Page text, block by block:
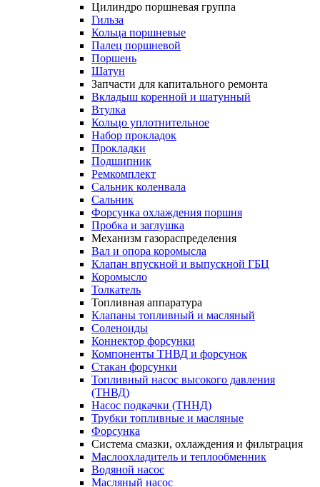
Цилиндро поршневая группа
Гильза
Кольца поршневые
Палец поршневой
Поршень
Шатун
Запчасти для капитального ремонта
Вкладыш коренной и шатунный
Втулка
Кольцо уплотнительное
Набор прокладок
Прокладки
Подшипник
Ремкомплект
Сальник коленвала
Сальник
Форсунка охлаждения поршня
Пробка и заглушка
Механизм газораспределения
Вал и опора коромысла
Клапан впускной и выпускной ГБЦ
Коромысло
Толкатель
Топливная аппаратура
Клапаны топливный и масляный
Соленоиды
Коннектор форсунки
Компоненты ТНВД и форсунок
Стакан форсунки
Топливный насос высокого давления
(ТНВД)
Насос подкачки (ТННД)
Трубки топливные и масляные
Форсунка
Система смазки, охлаждения и фильтрация
Маслоохладитель и теплообменник
Водяной насос
Масляный насос